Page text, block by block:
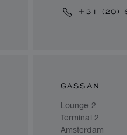
+31 (20)
GASSAN
Lounge 2
Terminal 2
Amsterdam